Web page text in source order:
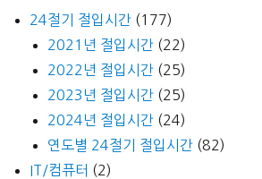
24절기 절입시간 (177)
2021년 절입시간 (22)
2022년 절입시간 (25)
2023년 절입시간 (25)
2024년 절입시간 (24)
연도별 24절기 절입시간 (82)
IT/컴퓨터 (2)